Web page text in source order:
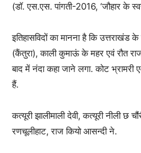
(डॉ. एस.एस. पांगती-2016, ‘जौहार के
इतिहासविदों का मानना है कि उत्तराखंड
(कैंतुरा), काली कुमाऊं के महर एवं रौत
बाद में नंदा कहा जाने लगा. कोट भ्रामरी
हैं.
कत्यूरी झालीमाली देवी, कत्यूरी नीली छ
रणचूलीहाट, राज कियो आसन्दी ने.